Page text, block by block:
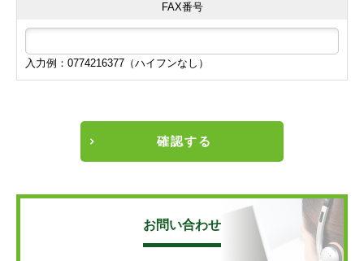
FAX番号
入力例：0774216377（ハイフンなし）
確認する
お問い合わせ